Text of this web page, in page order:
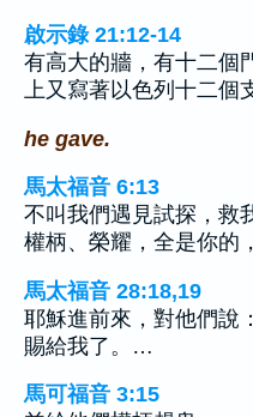
啟示錄 21:12-14
有高大的牆，有十二個
上又寫著以色列十二
he gave.
馬太福音 6:13
不叫我們遇見試探，救
權柄、榮耀，全是你的
馬太福音 28:18,19
耶穌進前來，對他們說
賜給我了。…
馬可福音 3:15